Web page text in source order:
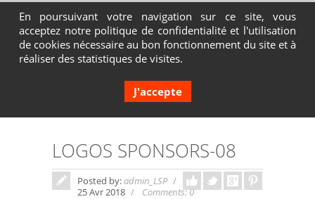
Contactez-nous au 04 72 65 05 80
LOGOS SPONSORS-08
Posted by:admin_LSP
In:
25 Avr 2018
Comments: 0
En poursuivant votre navigation sur ce site, vous
acceptez notre politique de confidentialité et l'utilisation
de cookies nécessaire au bon fonctionnement du site et à
réaliser des statistiques de visites.
J'accepte